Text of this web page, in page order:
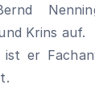
Krins auf.
ist er